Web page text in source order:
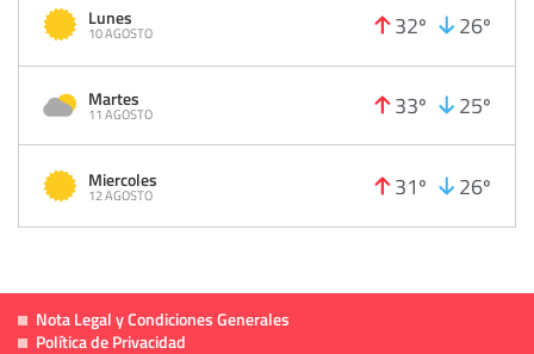
Lunes
10 AGOSTO 32º 26º
Martes
11 AGOSTO 33º 25º
Miercoles
12 AGOSTO 31º 26º
Nota Legal y Condiciones Generales
Política de Privacidad